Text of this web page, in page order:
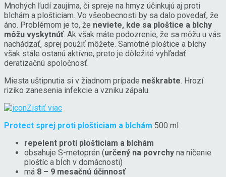
Mnohých ľudí zaujíma, či spreje na hmyz účinkujú aj proti
blchám a plošticiam. Vo všeobecnosti by sa dalo povedať, že
áno. Problémom je to, že neviete, kde sa ploštice a blchy
môžu vyskytnúť. Ak však máte podozrenie, že sa môžu u vás
nachádzať, sprej použiť môžete. Samotné ploštice a blchy
však stále ostanú aktívne, preto je dôležité vyhľadať
deratizačnú spoločnosť.
Miesta uštipnutia si v žiadnom prípade neškrabte . Hrozí
riziko zanesenia infekcie a vzniku zápalu.
Zistiť viac
Protect sprej proti plošticiam a blchám 500 ml
repelent proti plošticiam a blchám
obsahuje S-metoprén (určený na povrchy na ničenie
ploštíc a bĺch v domácnosti)
má 8 – 9 mesačnú účinnosť